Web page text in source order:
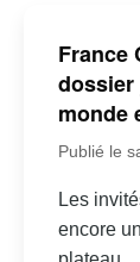
France
dossier
monde
Publié le
Les
encore